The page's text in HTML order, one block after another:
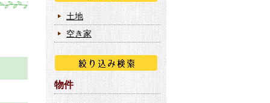
土地
空き家
物件